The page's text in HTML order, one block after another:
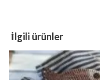
İlgili ürünler